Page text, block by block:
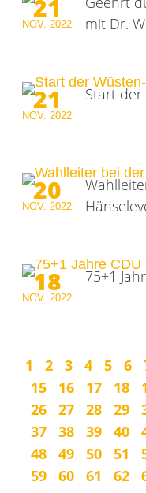
21
NOV.2022
mit Dr.
21
NOV.2022
Start der
20
NOV.2022
18
NOV.2022
75+1
1 2 3 4 5 6
15
16 17 18
26
27 28 29
37
38 39 40
48
49 50 51
59
60 61 62